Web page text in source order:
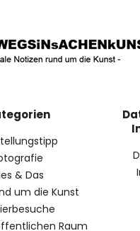
& Das
um die Kunst
Raum